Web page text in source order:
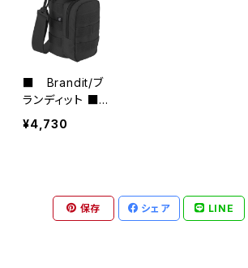
■ Brandit/ブ
ランディット ■
ボトルホルダ
ーⅡ ■
¥4,730
保存 シェア LINE